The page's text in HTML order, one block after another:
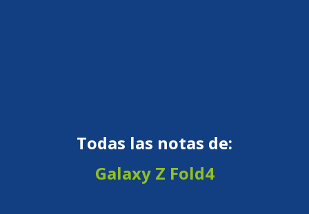
Todas las notas de:
Galaxy Z Fold4